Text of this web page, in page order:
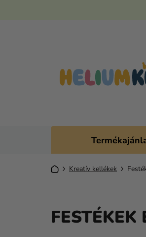
KezdőlapKreatív kellékek
FESTÉKEK